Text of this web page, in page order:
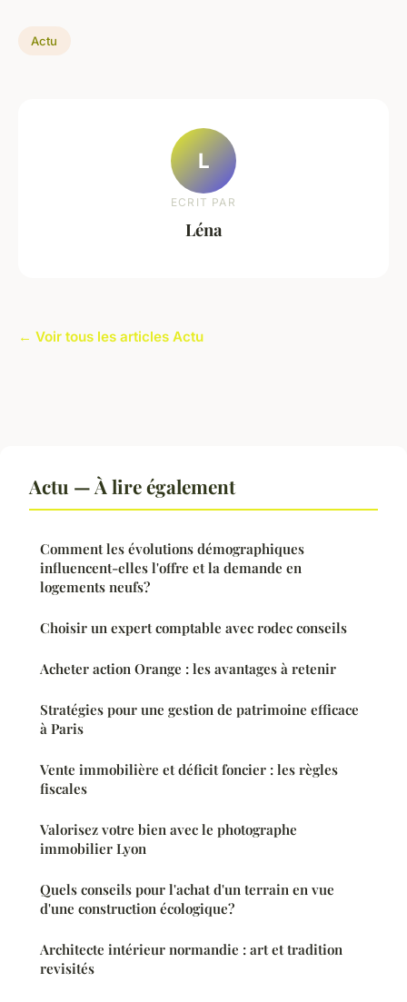
Actu
L
ECRIT PAR
Léna
← Voir tous les articles Actu
Actu — À lire également
Comment les évolutions démographiques
influencent-elles l'offre et la demande en
logements neufs?
Choisir un expert comptable avec rodec conseils
Acheter action Orange : les avantages à retenir
Stratégies pour une gestion de patrimoine efficace
à Paris
Vente immobilière et déficit foncier : les règles
fiscales
Valorisez votre bien avec le photographe
immobilier Lyon
Quels conseils pour l'achat d'un terrain en vue
d'une construction écologique?
Architecte intérieur normandie : art et tradition
revisités